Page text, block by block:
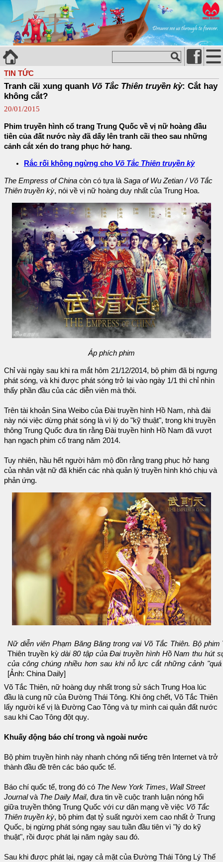
TIN TỨC
Tranh cãi xung quanh Võ Tắc Thiên truyền kỳ: Cắt hay
không cắt?
20/01/2015
Phim truyền hình cổ trang Trung Quốc về vị nữ hoàng đầu
tiên của đất nước này đã dấy lên tranh cãi theo sau những
cảnh cắt xén do trang phục hở hang.
Rắc rối không ngừng cho Võ Tắc Thiên truyền kỳ
The Empress of China còn có tựa là Saga of Wu Zetian / Võ Tắc
Thiên truyền kỳ, nói về vị nữ hoàng duy nhất của Trung Hoa.
Áp phích phim
Chỉ vài ngày sau khi ra mắt hôm 21/12/2014, bộ phim đã bị ngưng
phát sóng, và khi được phát sóng trở lại vào ngày 1/1 thì chỉ nhìn
thấy phần đầu của các diễn viên mà thôi.
Trên tài khoản Sina Weibo của Đài truyền hình Hồ Nam, nhà đài
này nói việc dừng phát sóng là vì lý do "kỹ thuật", trong khi truyền
thông Trung Quốc đưa tin rằng Đài truyền hình Hồ Nam đã vượt
hạn ngạch phim cổ trang năm 2014.
Tuy nhiên, hầu hết người hâm mộ đồn rằng trang phục hở hang
của nhân vật nữ đã khiến các nhà quản lý truyền hình khó chịu và
phản ứng.
Nữ diễn viên Phạm Băng Băng trong vai Võ Tắc Thiên. Bộ phim
Thiên truyền kỳdài 80 tập của Đai truyền hình Hồ Nam thu hút
của công chúng nhiều hơn sau khi nỗ lực cắt những cảnh "quá
[Ảnh: China Daily]
Võ Tắc Thiên, nữ hoàng duy nhất trong sử sách Trung Hoa lúc
đầu là cung nữ của Đường Thái Tông. Khi ông chết, Võ Tắc Thiên
lấy người kế vị là Đường Cao Tông và tự mình cai quản đất nước
sau khi Cao Tông đột quỵ.
Khuấy động báo chí trong và ngoài nước
Bộ phim truyền hình này nhanh chóng nổi tiếng trên Internet và trở
thành đầu đề trên các báo quốc tế.
Báo chí quốc tế, trong đó có The New York Times, Wall Street
Journalvà The Daily Mail, đưa tin về cuộc tranh luận nóng hổi
giữa truyền thông Trung Quốc với cư dân mạng về việc Võ Tắc
Thiên truyền kỳ, bộ phim đạt tỷ suất người xem cao nhất ở Trung
Quốc, bị ngừng phát sóng ngay sau tuần đầu tiên vì "lý do kỹ
thuật", rồi được phát lại năm ngày sau đó.
Sau khi được phát lại, ngay cả mặt của Đường Thái Tông Lý Thế